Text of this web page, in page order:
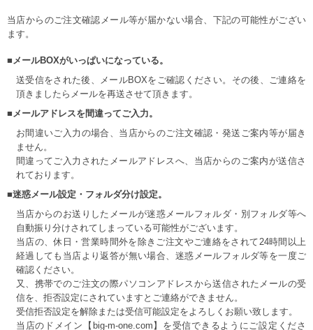
当店からのご注文確認メール等が届かない場合、下記の可能性がござい
ます。
■メールBOXがいっぱいになっている。
送受信をされた後、メールBOXをご確認ください。その後、ご連絡を
頂きましたらメールを再送させて頂きます。
■メールアドレスを間違ってご入力。
お間違いご入力の場合、当店からのご注文確認・発送ご案内等が届き
ません。
間違ってご入力されたメールアドレスへ、当店からのご案内が送信さ
れております。
■迷惑メール設定・フォルダ分け設定。
当店からのお送りしたメールが迷惑メールフォルダ・別フォルダ等へ
自動振り分けされてしまっている可能性がございます。
当店の、休日・営業時間外を除きご注文やご連絡をされて24時間以上
経過しても当店より返答が無い場合、迷惑メールフォルダ等を一度ご
確認ください。
又、携帯でのご注文の際パソコンアドレスから送信されたメールの受
信を、拒否設定にされていますとご連絡ができません。
受信拒否設定を解除または受信可能設定をよろしくお願い致します。
当店のドメイン【big-m-one.com】を受信できるようにご設定くださ